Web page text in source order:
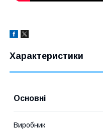
Характеристики
Основні
Виробник